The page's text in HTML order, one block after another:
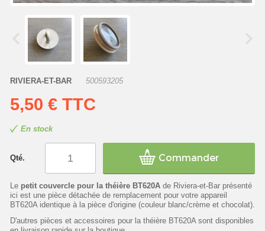
RIVIERA-ET-BAR 500593205
5,50 € TTC
En stock
Qté. Commander
Le petit couvercle pour la théière BT620Ade Riviera-et-Bar présenté
ici est une pièce détachée de remplacement pour votre appareil
BT620A identique à la pièce d'origine (couleur blanc/crème et chocolat).
D'autres pièces et accessoires pour la théière BT620A sont disponibles